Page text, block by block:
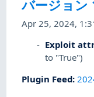
バージョン
Apr 25, 2024,
Exploit
to "True")
Plugin Feed: